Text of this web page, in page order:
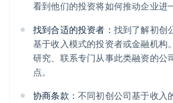
看到他们的投资将如何推动企业进
找到合适的投资者： 找到了解初创
基于收入模式的投资者或金融机构
研究、联系专门从事此类融资的公
点。
协商条款： 不同初创公司基于收入